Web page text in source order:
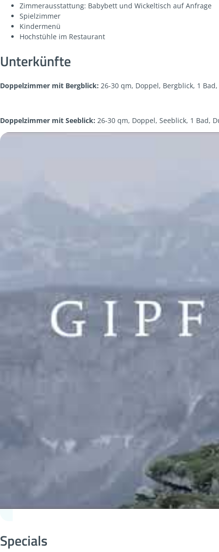
Zimmerausstattung: Babybett und Wickeltisch auf Anfrage
Spielzimmer
Kindermenü
Hochstühle im Restaurant
Unterkünfte
Doppelzimmer mit Bergblick: 26-30 qm, Doppel, Bergblick, 1
Doppelzimmer mit Seeblick: 26-30 qm, Doppel, Seeblick, 1 Bad,
Specials